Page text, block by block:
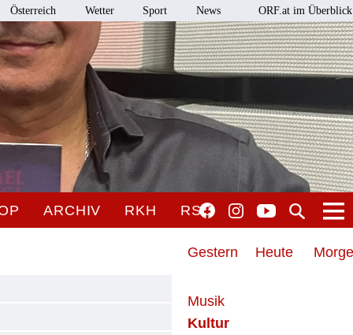
Österreich Wetter Sport News ORF.at im Überblick
ARCHIV RKH RSO
Gestern Heute
Musik
Kultur